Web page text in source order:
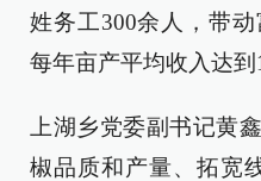
姓务工300余人，带
每年亩产平均收入达到
上湖乡党委副书记黄
椒品质和产量、拓宽